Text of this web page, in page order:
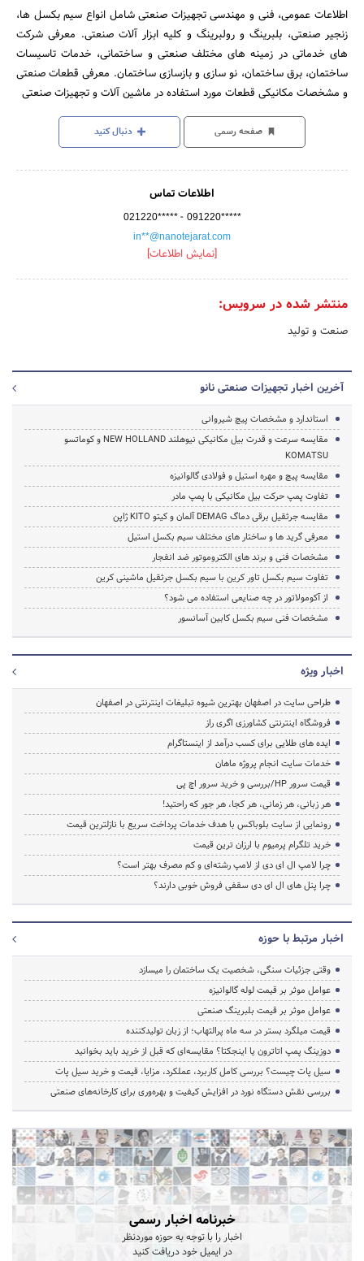
اطلاعات عمومی، فنی و مهندسی تجهیزات صنعتی شامل انواع سیم بکسل ها،
زنجیر صنعتی، بلبرینگ و رولبرینگ و کلیه ابزار آلات صنعتی. معرفی شرکت
های خدماتی در زمینه های مختلف صنعتی و ساختمانی، خدمات تاسیسات
ساختمان، برق ساختمان، نو سازی و بازسازی ساختمان. معرفی قطعات صنعتی
و مشخصات مکانیکی قطعات مورد استفاده در ماشین آلات و تجهیزات صنعتی
صفحه رسمی دنبال کنید
اطلاعات تماس
021220***** - 091220*****
in**@nanotejarat.com
[نمایش اطلاعات]
منتشر شده در سرویس:
صنعت و تولید
آخرین اخبار تجهیزات صنعتی نانو
استاندارد و مشخصات پیچ شیروانی
مقایسه سرعت و قدرت بیل مکانیکی نیوهلند NEW HOLLAND و کوماتسو
KOMATSU
مقایسه پیچ و مهره استیل و فولادی گالوانیزه
تفاوت پمپ حرکت بیل مکانیکی با پمپ مادر
مقایسه جرثقیل برقی دماگ DEMAG آلمان و کیتو KITO ژاپن
معرفی گرید ها و ساختار های مختلف سیم بکسل استیل
مشخصات فنی و برند های الکتروموتور ضد انفجار
تفاوت سیم بکسل تاور کرین با سیم بکسل جرثقیل ماشینی کرین
از آکومولاتور در چه صنایعی استفاده می شود؟
مشخصات فنی سیم بکسل کابین آسانسور
اخبار ویژه
طراحی سایت در اصفهان بهترین شیوه تبلیغات اینترنتی در اصفهان
فروشگاه اینترنتی کشاورزی اگری راز
ایده های طلایی برای کسب درآمد از اینستاگرام
خدمات سایت انجام پروژه ماهان
قیمت سرور HP/بررسی و خرید سرور اچ پی
هر زبانی، هر زمانی، هر کجا، هر جور که راحتید!
رونمایی از سایت بلوباکس با هدف خدمات پرداخت سریع با نازلترین قیمت
خرید تلگرام پرمیوم با ارزان ترین قیمت
چرا لامپ ال ای دی از لامپ رشته‌ای و کم مصرف بهتر است؟
چرا پنل های ال ای دی سقفی فروش خوبی دارند؟
اخبار مرتبط با حوزه
وقتی جزئیات سنگی، شخصیت یک ساختمان را میسازد
عوامل موثر بر قیمت لوله گالوانیزه
عوامل موثر بر قیمت بلبرینگ صنعتی
قیمت میلگرد بستر در سه ماه پرالتهاب؛ از زبان تولیدکننده
دوزینگ پمپ اتاترون یا اینجکتا؟ مقایسه‌ای که قبل از خرید باید بخوانید
سیل پات چیست؟ بررسی کامل کاربرد، عملکرد، مزایا، قیمت و خرید سیل پات
بررسی نقش دستگاه نورد در افزایش کیفیت و بهره‌وری برای کارخانه‌های صنعتی
خبرنامه اخبار رسمی
اخبار را با توجه به حوزه موردنظر
در ایمیل خود دریافت کنید